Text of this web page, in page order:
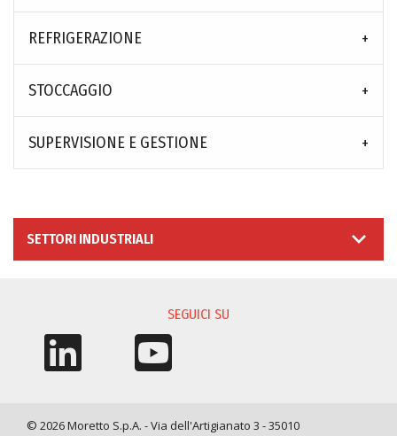
REFRIGERAZIONE
STOCCAGGIO
SUPERVISIONE E GESTIONE
SETTORI INDUSTRIALI
SEGUICI SU
© 2026 Moretto S.p.A. - Via dell'Artigianato 3 - 35010